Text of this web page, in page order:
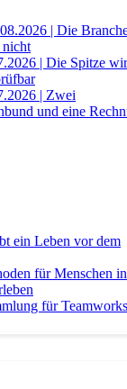
| Die
| Die Spitze
| Zwei
und eine
ein Leben vor dem
für Menschen in
für